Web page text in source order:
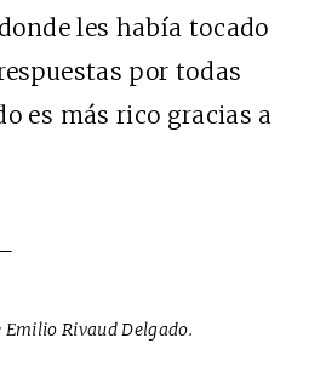
les había tocado
por todas
es más rico gracias a
Rivaud Delgado.